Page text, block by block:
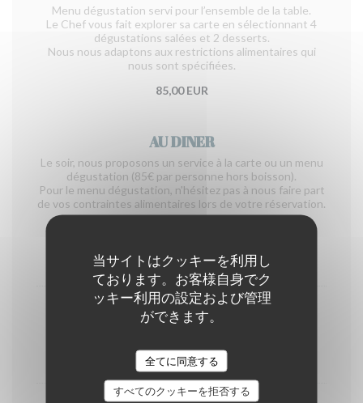
当サイトはクッキーを利用し
ております。お客様自身でク
ッキー利用の設定および管理
ができます。
全てに同意する
すべてのクッキーを拒否する
Menu dégustation servi pour l’ensemble de la table.
Le Chef vous fait explorer sa carte en sélectionnant 4
dégustations salées et 2 desserts.
Nous nous adaptons aux restrictions alimentaires qui
nous sont spécifiées.
85,00 EUR
AU DINER
Le soir, nous proposons un service à la carte ou un menu
dégustation (85€ par personne hors boisson).
Pour le menu dégustation, n'hésitez pas à nous faire part
de vos contraintes alimentaires lors de votre réservation.
À grignoter à l’apéritif
Assiette de charcuteries : Cecina de León,
15,00 EUR